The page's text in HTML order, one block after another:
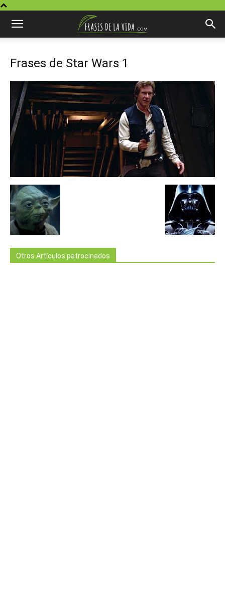
Frases de Star Wars 1
Otros Artículos patrocinados